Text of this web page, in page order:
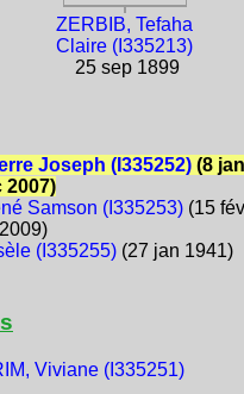
ZERBIB, Tefaha
Claire (I335213)
25 sep 1899
Joseph (I335252)(8 jan
2007)
Samson (I335253)(15 fév
(I335255)(27 jan 1941)
Viviane (I335251)